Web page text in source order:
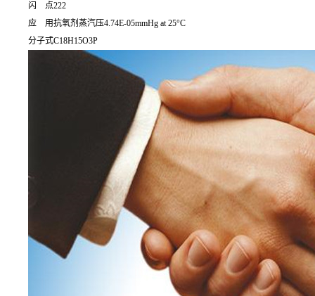
闪 点222
应 用抗氧剂蒸汽压4.74E-05mmHg at 25°C
分子式C18H15O3P